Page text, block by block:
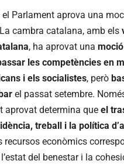
el Parlament aprova una
cambra catalana, amb els
, ha aprovat una
les competències en
i els socialistes, però
el passat setembre.
aprovat determina que el
treball i la política
recursos econòmics
del benestar i la